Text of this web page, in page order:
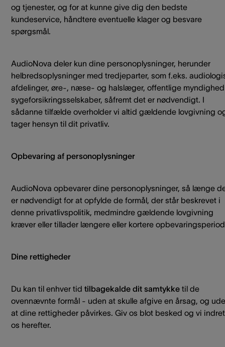
og tjenester, og for at kunne give dig den bedste
kundeservice, håndtere eventuelle klager og besvare
spørgsmål.
AudioNova deler kun dine personoplysninger, herunder
helbredsoplysninger med tredjeparter, som f.eks.
afdelinger, øre-, næse- og halslæger, offentlige
sygeforsikringsselskaber, såfremt det er nødvendigt. I
sådanne tilfælde overholder vi altid gældende lovgivning
tager hensyn til dit privatliv.
Opbevaring af personoplysninger
AudioNova opbevarer dine personoplysninger, så længe
er nødvendigt for at opfylde de formål, der står beskrevet i
denne privatlivspolitik, medmindre gældende lovgivning
kræver eller tillader længere eller kortere
Dine rettigheder
Du kan til enhver tid tilbagekalde dit samtykke til de
ovennævnte formål - uden at skulle afgive en årsag, og
at dine rettigheder påvirkes. Giv os blot besked og vi
os herefter.